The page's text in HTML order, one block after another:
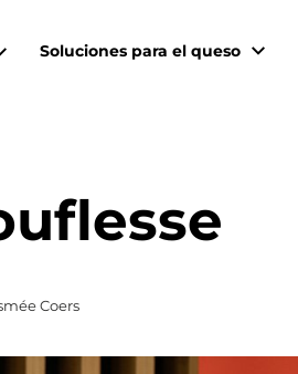
Soluciones para el queso
Coers